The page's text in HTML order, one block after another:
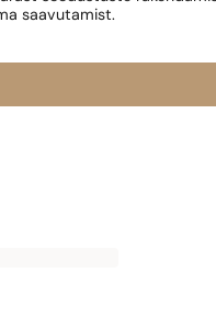
saavutamist.